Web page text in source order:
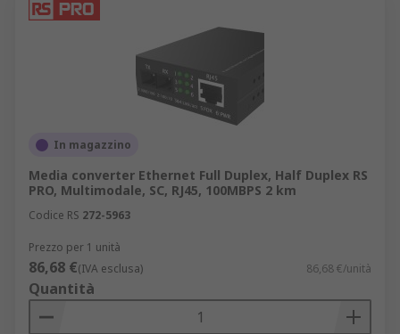
In magazzino
Media converter Ethernet Full Duplex, Half Duplex RS
PRO, Multimodale, SC, RJ45, 100MBPS 2 km
Codice RS 272-5963
Prezzo per 1 unità
86,68 €(IVA esclusa) 86,68 €/unità
Quantità